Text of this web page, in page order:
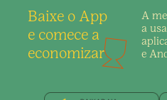
Baixe o App
e comece a
economizar
A
a
e